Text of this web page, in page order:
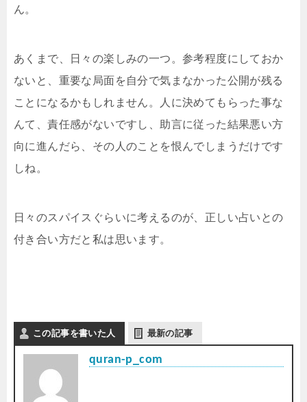
ん。
あくまで、日々の楽しみの一つ。参考程度にしておか
ないと、重要な局面を自分で気まなかった公開が残る
ことになるかもしれません。人に決めてもらった事な
んて、責任感がないですし、助言に従った結果悪い方
向に進んだら、その人のことを恨んでしまうだけです
しね。
日々のスパイスぐらいに考えるのが、正しい占いとの
付き合い方だと私は思います。
この記事を書いた人 最新の記事
quran-p_com